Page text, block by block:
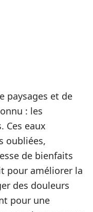
paysages et de
: les
Ces eaux
oubliées,
de bienfaits
pour améliorer la
des douleurs
pour une